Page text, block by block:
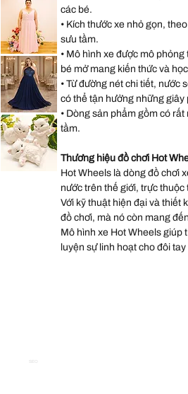
các bé.
• Kích thước xe nhỏ gọn,
sưu tầm.
• Mô hình xe được mô
bé mở mang kiến thức và
• Từ đường nét chi tiết, nước
có thể tận hưởng những
• Dòng sản phẩm gồm có
tầm.
Thương hiệu đồ chơi Hot
Hot Wheels là dòng đồ chơi
nước trên thế giới, trực
Với kỹ thuật hiện đại và thiết
đồ chơi, mà nó còn mang
Mô hình xe Hot Wheels giúp
luyện sự linh hoạt cho đôi
Sleeveless
Sparkly
Sequin
Prom
Party
Dress
Size
11
Hayley
Paige
Pink
Occasions
Wedding
Gown
Dress
size
14
Lulus
Sequin
Chiffon
Halter
Matte
Navy
Long
Dress